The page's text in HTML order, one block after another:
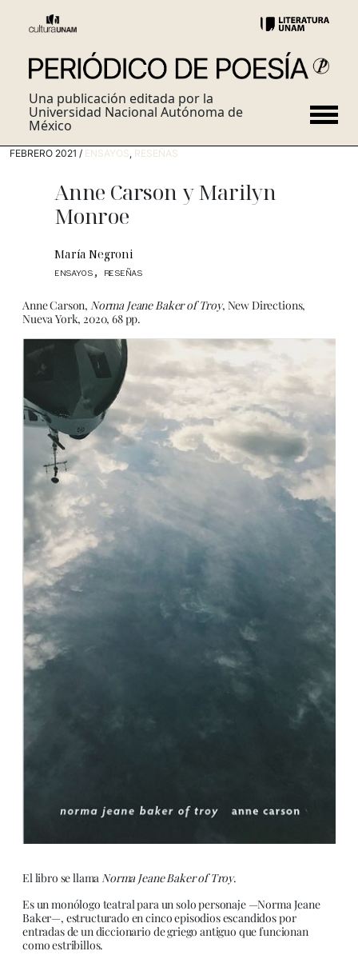
Una publicación editada por la
Universidad Nacional Autónoma de
México
FEBRERO 2021 / ENSAYOS, RESEÑAS
Anne Carson y Marilyn
Monroe
María Negroni
ENSAYOS, RESEÑAS
Anne Carson, Norma Jeane Baker of Troy, New Directions,
Nueva York, 2020, 68 pp.
El libro se llamaNorma Jeane Baker of Troy.
Es un monólogo teatral para un solo personaje —Norma Jeane
Baker—, estructurado en cinco episodios escandidos por
entradas de un diccionario de griego antiguo que funcionan
como estribillos.